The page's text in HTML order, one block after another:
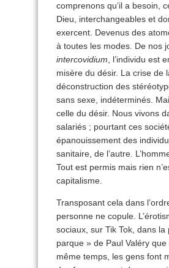
comprenons qu’il a besoin,
Dieu, interchangeables et
exercent. Devenus des
à toutes les modes. De nos
intercovidium , l’individu est
misère du désir. La crise de
déconstruction des
sans sexe, indéterminés.
celle du désir. Nous vivons
salariés ; pourtant ces
épanouissement des
sanitaire, de l’autre.
Tout est permis mais rien
capitalisme.
Transposant cela dans
personne ne copule.
sociaux, sur Tik Tok, dans
parque » de Paul Valéry
même temps, les gens font